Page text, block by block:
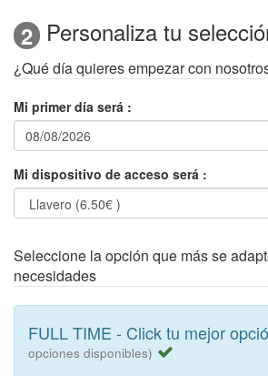
2 Personaliza tu
¿Qué día quieres empezar con
Mi primer día será :
Mi dispositivo de acceso será :
Seleccione la opción que más se
necesidades
FULL TIME - Click tu mejor
opciones disponibles)